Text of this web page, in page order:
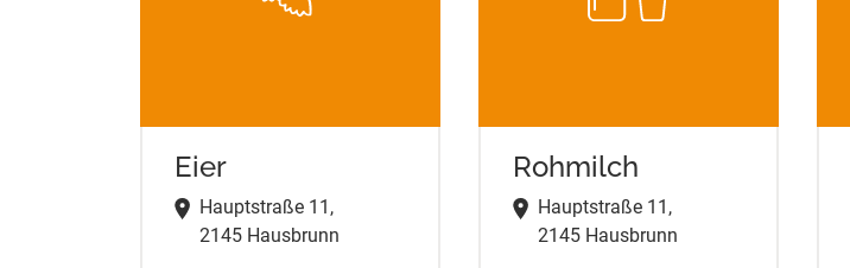
Eier
Hauptstraße 11,
2145 Hausbrunn
Rohmilch
Hauptstraße 11,
2145 Hausbrunn